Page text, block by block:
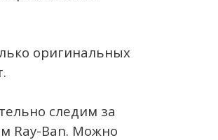
оригинальных
следим за
Ray-Ban. Можно